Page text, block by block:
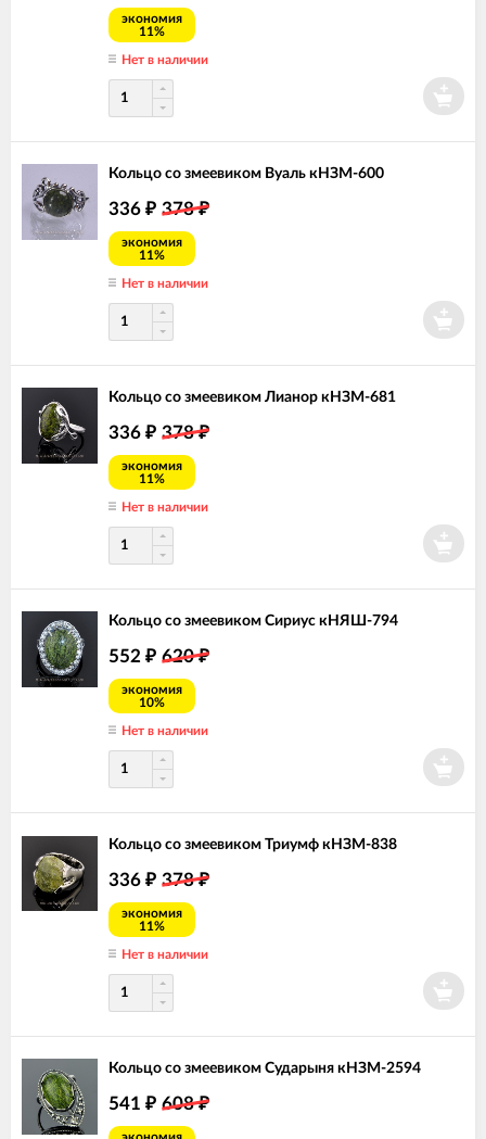
экономия
11%
Нет в наличии
Кольцо со змеевиком Вуаль кНЗМ-600
336 ₽ 378₽
экономия
11%
Нет в наличии
Кольцо со змеевиком Лианор кНЗМ-681
336 ₽ 378₽
экономия
11%
Нет в наличии
Кольцо со змеевиком Сириус кНЯШ-794
552 ₽ 620₽
экономия
10%
Нет в наличии
Кольцо со змеевиком Триумф кНЗМ-838
336 ₽ 378₽
экономия
11%
Нет в наличии
Кольцо со змеевиком Сударыня кНЗМ-2594
541 ₽ 608₽